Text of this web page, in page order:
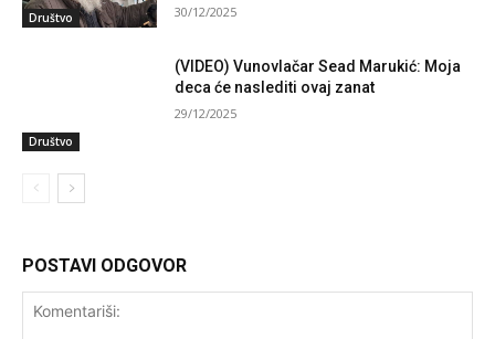
Društvo 30/12/2025
Društvo
(VIDEO) Vunovlačar Sead Marukić: Moja
deca će naslediti ovaj zanat
29/12/2025
POSTAVI ODGOVOR